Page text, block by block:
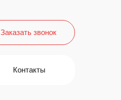
Заказать звонок
Контакты